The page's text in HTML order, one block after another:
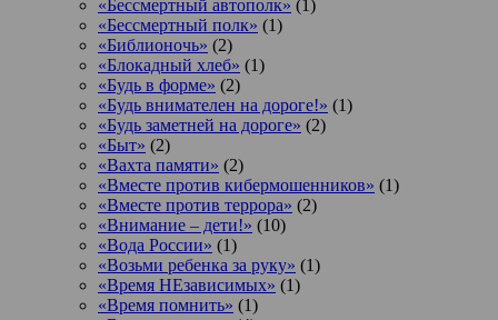
«Бессмертный автополк» (1)
«Бессмертный полк» (1)
«Библионочь» (2)
«Блокадный хлеб» (1)
«Будь в форме» (2)
«Будь внимателен на дороге!» (1)
«Будь заметней на дороге» (2)
«Быт» (2)
«Вахта памяти» (2)
«Вместе против кибермошенников» (1)
«Вместе против террора» (2)
«Внимание – дети!» (10)
«Вода России» (1)
«Возьми ребенка за руку» (1)
«Время НЕзависимых» (1)
«Время помнить» (1)